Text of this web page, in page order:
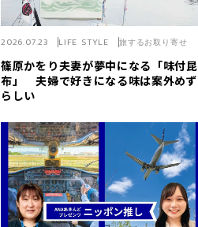
篠原かをり夫妻が夢中になる「味付昆
布」 夫婦で好きになる味は案外めず
らしい
2026.07.23 LIFE STYLE 旅するお取り寄せ